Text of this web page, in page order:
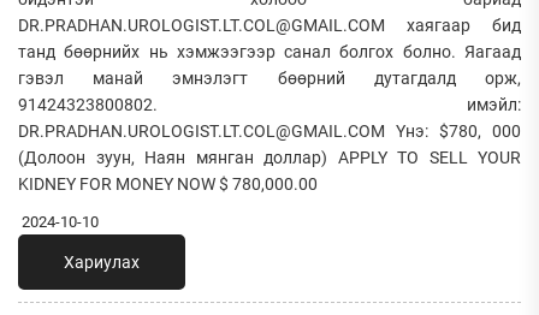
DR.PRADHAN.UROLOGIST.LT.COL@GMAIL.COM хаягаар бид
танд бөөрнийх нь хэмжээгээр санал болгох болно. Яагаад
гэвэл манай эмнэлэгт бөөрний дутагдалд орж,
91424323800802. имэйл:
DR.PRADHAN.UROLOGIST.LT.COL@GMAIL.COM Yнэ: $780, 000
(Долоон зуун, Наян мянган доллар) APPLY TO SELL YOUR
KIDNEY FOR MONEY NOW $ 780,000.00
2024-10-10
Хариулах